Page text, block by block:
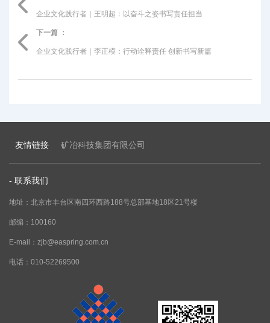
企业文化践行者｜王明超：以奋斗之姿书写责任担当
下一篇 ：
企业文化践行者｜李正模：行动诠释责任 创新书写新篇
友情链接 矿冶科技集团有限公司
- 联系我们
地址：北京市丰台区南四环西路188号总部基地18区21号楼
邮编：100160
E-mail：zjb@easpring.com.cn
电话：010-52269500